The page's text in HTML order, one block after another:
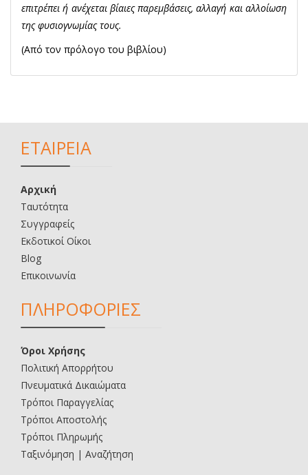
επιτρέπει ή ανέχεται βίαιες παρεμβάσεις, αλλαγή και αλλοίωση
της φυσιογνωμίας τους.
(Από τον πρόλογο του βιβλίου)
ΕΤΑΙΡΕΙΑ
Αρχική
Ταυτότητα
Συγγραφείς
Εκδοτικοί Οίκοι
Blog
Επικοινωνία
ΠΛΗΡΟΦΟΡΙΕΣ
Όροι Χρήσης
Πολιτική Απορρήτου
Πνευματικά Δικαιώματα
Τρόποι Παραγγελίας
Τρόποι Αποστολής
Τρόποι Πληρωμής
Ταξινόμηση | Αναζήτηση